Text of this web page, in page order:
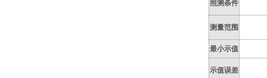
照测条件
测量范围
最小示值
示值误差